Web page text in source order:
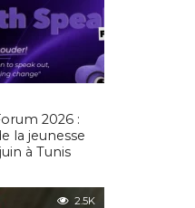
2026 :
la jeunesse
à Tunis
2.5K